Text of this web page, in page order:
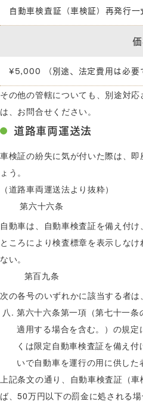
自動車検査証（車検証）再発行一
¥5,000 （別途、法定費用は必要
その他の管轄についても、別途対
は、お問合せください。
道路車両運送法
車検証の紛失に気が付いた際は、
ょう。
（道路車両運送法より抜粋）
第六十六条
自動車は、自動車検査証を備え付
ところにより検査標章を表示しな
ない。
第百九条
次の各号のいずれかに該当する者は
第六十六条第一項（第七十一
適用する場合を含む。）の規
くは限定自動車検査証を備え
いで自動車を運行の用に供した
上記条文の通り、自動車検査証（
ば、50万円以下の罰金に処される場